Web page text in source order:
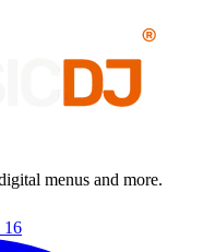
menus and more.
16